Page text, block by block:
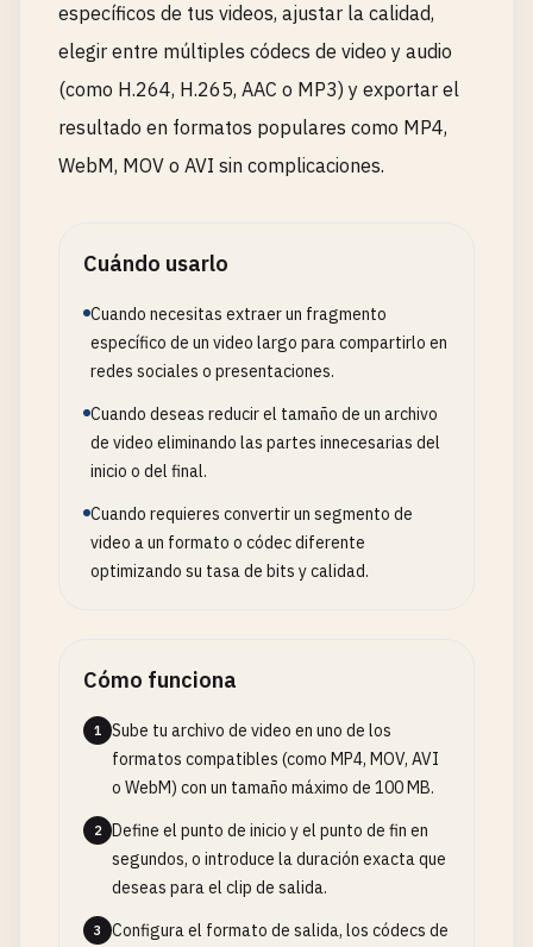
específicos de tus videos, ajustar la calidad,
elegir entre múltiples códecs de video y audio
(como H.264, H.265, AAC o MP3) y exportar el
resultado en formatos populares como MP4,
WebM, MOV o AVI sin complicaciones.
Cuándo usarlo
Cuando necesitas extraer un fragmento
específico de un video largo para compartirlo en
redes sociales o presentaciones.
Cuando deseas reducir el tamaño de un archivo
de video eliminando las partes innecesarias del
inicio o del final.
Cuando requieres convertir un segmento de
video a un formato o códec diferente
optimizando su tasa de bits y calidad.
Cómo funciona
1
Sube tu archivo de video en uno de los
formatos compatibles (como MP4, MOV, AVI
o WebM) con un tamaño máximo de 100 MB.
2
Define el punto de inicio y el punto de fin en
segundos, o introduce la duración exacta que
deseas para el clip de salida.
3 Configura el formato de salida, los códecs de